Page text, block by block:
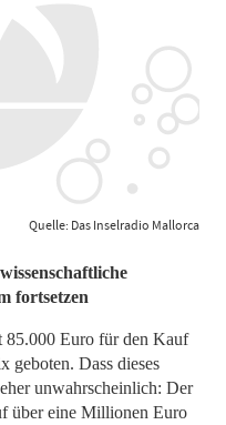
Quelle: Das Inselradio Mallorca
fortsetzen
85.000 Euro für den Kauf
geboten. Dass dieses
unwahrscheinlich: Der
über eine Millionen Euro